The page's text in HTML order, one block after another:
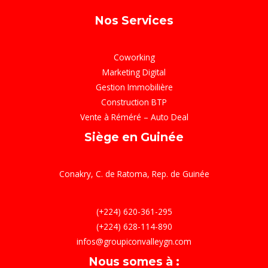
Nos Services
Coworking
Marketing Digital
Gestion Immobilière
Construction BTP
Vente à Réméré – Auto Deal
Siège en Guinée
Conakry, C. de Ratoma, Rep. de Guinée
(+224) 620-361-295
(+224) 628-114-890
infos@groupiconvalleygn.com
Nous somes à :